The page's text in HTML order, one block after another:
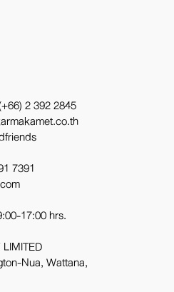
2 392 2845
7391
17:00 hrs.
Nua, Wattana,